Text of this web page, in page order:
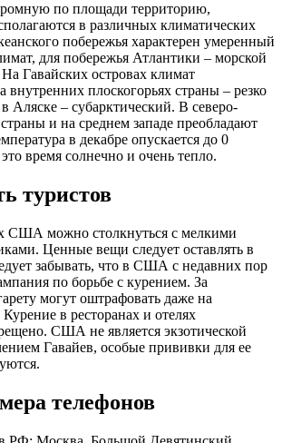
по площади территорию,
в различных климатических
побережья характерен умеренный
для побережья Атлантики – морской
Гавайских островах климат
внутренних плоскогорьях страны – резко
Аляске – субарктический. В северо-
и на среднем западе преобладают
в декабре опускается до 0
время солнечно и очень тепло.
туристов
США можно столкнуться с мелкими
Ценные вещи следует оставлять в
забывать, что в США с недавних пор
по борьбе с курением. За
могут оштрафовать даже на
в ресторанах и отелях
США не является экзотической
Гавайев, особые прививки для ее
телефонов